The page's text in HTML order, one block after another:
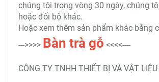
chúng tôi trong vòng 30 ngày, chúng
hoặc đổi bộ khác.
Hoặc xem thêm sản phẩm khác bằng
--->>>> Bàn trà gỗ <<<<----
CÔNG TY TNHH THIẾT BỊ VÀ VẬT LIỆU